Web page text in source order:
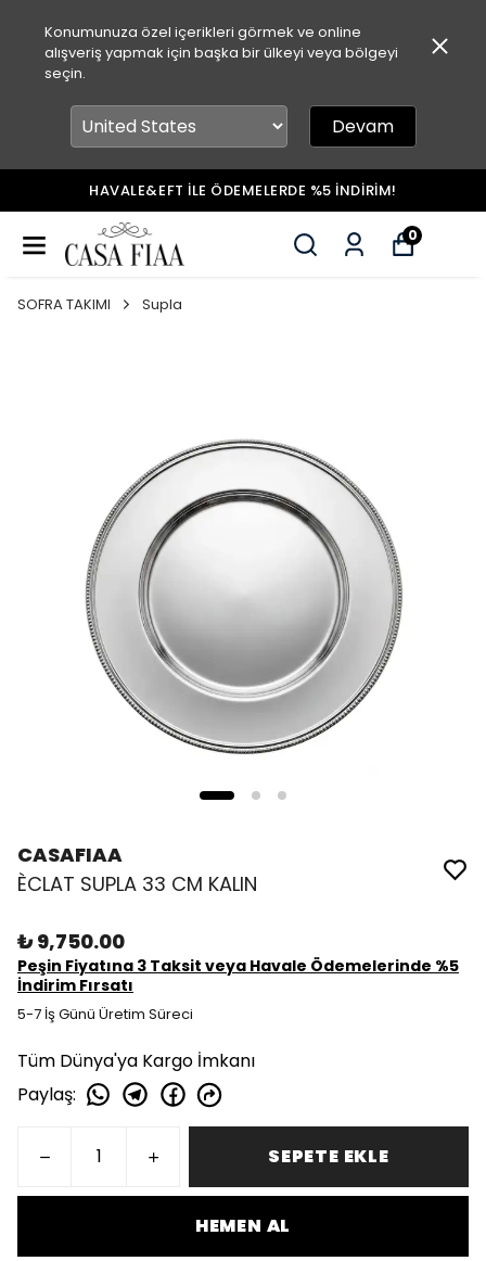
Konumunuza özel içerikleri görmek ve online
alışveriş yapmak için başka bir ülkeyi veya bölgeyi
seçin.
Devam
HAVALE&EFT İLE ÖDEMELERDE %5 İNDİRİM!
0
SOFRA TAKIMI Supla
CASAFIAA
ÈCLAT SUPLA 33 CM KALIN
₺ 9,750.00
Peşin Fiyatına 3 Taksit veya Havale Ödemelerinde %5
İndirim Fırsatı
5-7 İş Günü Üretim Süreci
Tüm Dünya'ya Kargo İmkanı
Paylaş:
SEPETE EKLE
HEMEN AL